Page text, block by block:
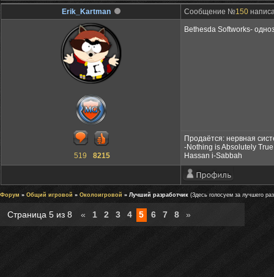
Erik_Kartman Сообщение №150
519 8215
Bethesda Softworks-
Продаётся: нервная
-Nothing is Absolutely
Hassan i-Sabbah
Форум » Общий игровой » Околоигровой » Лучший разработчик (Здесь голосуем за лучшего
Страница 5 из 8 « 1 2 3 4 5 6 7 8 »